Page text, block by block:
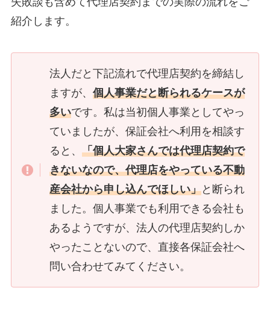
紹介します。
法人だと下記流れで代理店契約を締結し
ますが、 個人事業だと断られるケースが
多いです。私は当初個人事業としてやっ
ていましたが、保証会社へ利用を相談す
ると、 「個人大家さんでは代理店契約で
きないなので、代理店をやっている不動
産会社から申し込んでほしい」と断られ
ました。個人事業でも利用できる会社も
あるようですが、法人の代理店契約しか
やったことないので、直接各保証会社へ
問い合わせてみてください。